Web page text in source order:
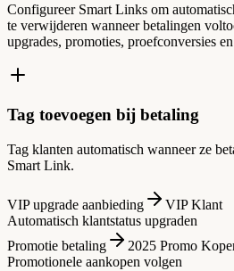
Configureer Smart Links om
te verwijderen wanneer betalingen
upgrades, promoties, proefconversies
Tag toevoegen bij betaling
Tag klanten automatisch wanneer ze
Smart Link.
VIP upgrade aanbieding
VIP Klant
Automatisch klantstatus upgraden
Promotie betaling
2025 Promo
Promotionele aankopen volgen